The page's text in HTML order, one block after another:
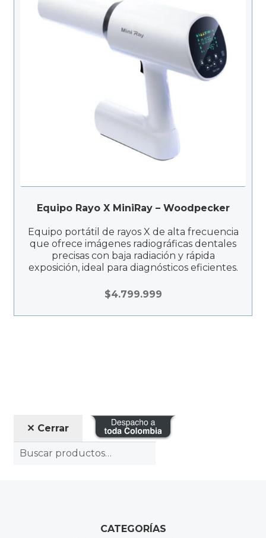
Equipo Rayo X MiniRay – Woodpecker
Equipo portátil de rayos X de alta frecuencia
que ofrece imágenes radiográficas dentales
precisas con baja radiación y rápida
exposición, ideal para diagnósticos eficientes.
$4.799.999
✕ Cerrar
CATEGORÍAS